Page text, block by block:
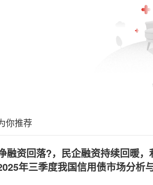
你推荐
融资回落?，民企融资持续回暖
年三季度我国信用债市场分析